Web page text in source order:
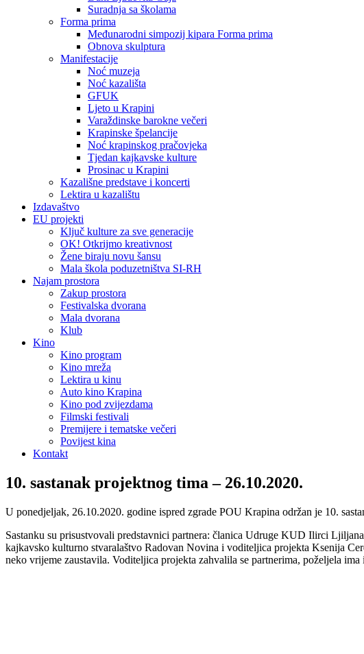
Suradnja sa školama
Forma prima
Međunarodni simpozij kipara Forma prima
Obnova skulptura
Manifestacije
Noć muzeja
Noć kazališta
GFUK
Ljeto u Krapini
Varaždinske barokne večeri
Krapinske špelancije
Noć krapinskog pračovjeka
Tjedan kajkavske kulture
Prosinac u Krapini
Kazališne predstave i koncerti
Lektira u kazalištu
Izdavaštvo
EU projekti
Ključ kulture za sve generacije
OK! Otkrijmo kreativnost
Žene biraju novu šansu
Mala škola poduzetništva SI-RH
Najam prostora
Zakup prostora
Festivalska dvorana
Mala dvorana
Klub
Kino
Kino program
Kino mreža
Lektira u kinu
Auto kino Krapina
Kino pod zvijezdama
Filmski festivali
Premijere i tematske večeri
Povijest kina
Kontakt
10. sastanak projektnog tima – 26.10.2020.
U ponedjeljak, 26.10.2020. godine ispred zgrade POU Krapina održan je 10.
Sastanku su prisustvovali predstavnici partnera: članica Udruge KUD Ilirci
kajkavsko kulturno stvaralaštvo Radovan Novina i voditeljica projekta Ksenija
neko vrijeme zaustavila. Voditeljica projekta zahvalila se partnerima, poželjela